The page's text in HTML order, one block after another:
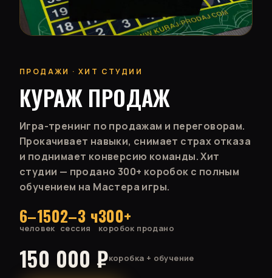
ПРОДАЖИ · ХИТ СТУДИИ
КУРАЖ ПРОДАЖ
Игра-тренинг по продажам и переговорам.
Прокачивает навыки, снимает страх отказа
и поднимает конверсию команды. Хит
студии — продано 300+ коробок с полным
обучением на Мастера игры.
6–150
человек
2–3 ч
сессия
300+
коробок продано
150 000 ₽коробка + обучение